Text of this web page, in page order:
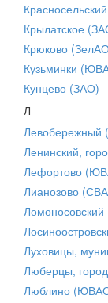
Крылатское
Крюково
Кузьминки
Кунцево (ЗАО)
Л
Ленинский,
Лефортово
Лианозово
Луховицы,
Люберцы,
Люблино